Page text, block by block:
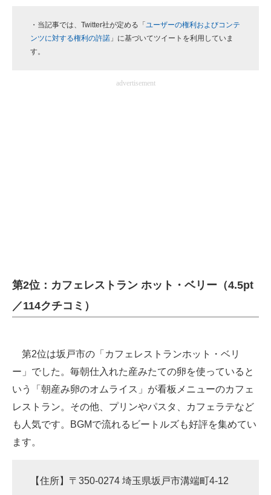
・当記事では、Twitter社が定める「 ユーザーの権利およびコンテ
ンツに対する権利の許諾 」に基づいてツイートを利用していま
す。
advertisement
第2位：カフェレストラン ホット・ベリー（4.5pt
／114クチコミ）
第2位は坂戸市の「カフェレストランホット・ベリ
ー」でした。毎朝仕入れた産みたての卵を使っていると
いう「朝産み卵のオムライス」が看板メニューのカフェ
レストラン。その他、プリンやパスタ、カフェラテなど
も人気です。BGMで流れるビートルズも好評を集めてい
ます。
【住所】〒350-0274 埼玉県坂戸市溝端町4-12